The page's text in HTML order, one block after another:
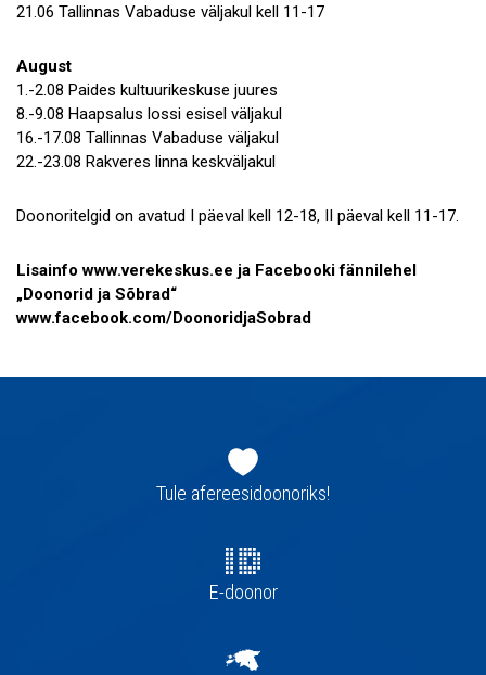
21.06 Tallinnas Vabaduse väljakul kell 11-17
August
1.-2.08 Paides kultuurikeskuse juures
8.-9.08 Haapsalus lossi esisel väljakul
16.-17.08 Tallinnas Vabaduse väljakul
22.-23.08 Rakveres linna keskväljakul
Doonoritelgid on avatud I päeval kell 12-18, II päeval kell 11-17.
Lisainfo www.verekeskus.ee ja Facebooki fännilehel
„Doonorid ja Sõbrad“
www.facebook.com/DoonoridjaSobrad
navigatsioonTule afereesidoonoriks!
E-doonor